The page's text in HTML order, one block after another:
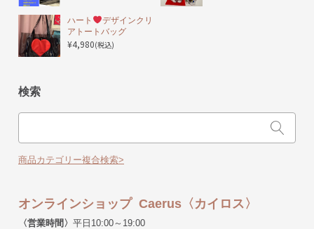
ハート
デザインクリ
アトートバッグ
¥4,980(税込)
検索
商品カテゴリー複合検索>
オンラインショップ Caerus〈カイロス〉
〈営業時間〉 平日10:00～19:00